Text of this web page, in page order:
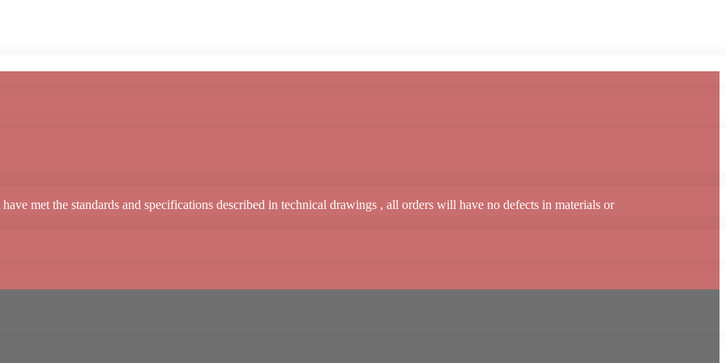
met the standards and specifications described in technical drawings , all orders will have no defects in materials or